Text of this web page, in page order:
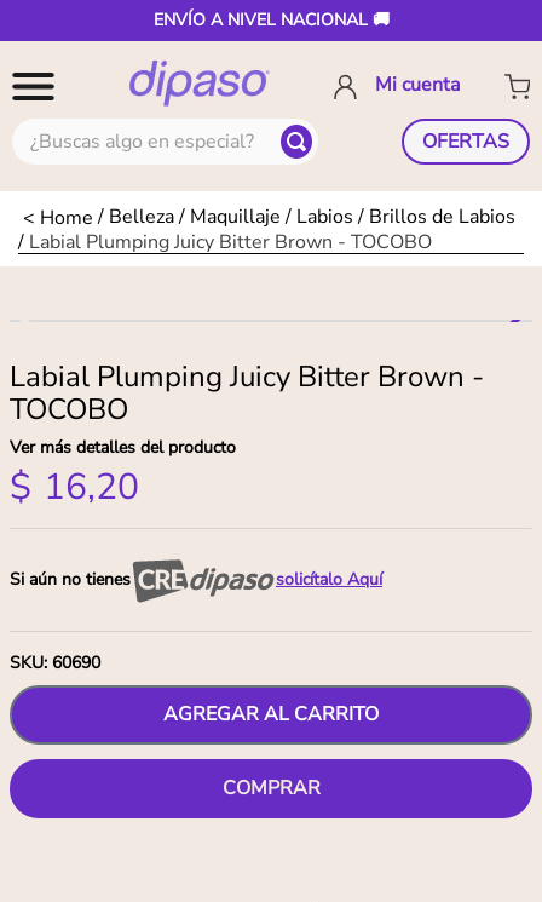
ENVÍO A NIVEL NACIONAL 🚚
¿Buscas algo en especial? OFERTAS
Belleza Maquillaje Labios
Brillos de Labios
Labial Plumping Juicy Bitter Brown - TOCOBO
Labial Plumping Juicy Bitter Brown -
TOCOBO
Ver más detalles del producto
$ 16,20
Si aún no tienes solicítalo Aquí
SKU: 60690
AGREGAR AL CARRITO
COMPRAR